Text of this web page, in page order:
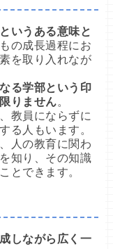
いうある意味と
の成長過程にお
を取り入れなが
る学部という印
りません。
教員にならずに
る人もいます。
人の教育に関わ
知り、その知識
とできます。
しながら広く一